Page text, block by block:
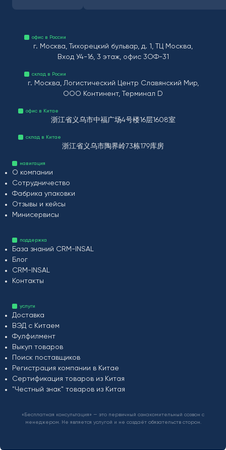
офис в России
г. Москва, Тихорецкий бульвар, д. 1, ТЦ Москва,
Вход У4-16, 3 этаж, офис 3ОФ-31
склад в Росии
г. Москва, Логистический Центр Славянский Мир,
ООО Континент, Терминал D
офис в Китае
浙江省义乌市中福广场4号楼16层1608室
склад в Китае
浙江省义乌市陶界岭73栋179库房
навигация
О компании
Сотрудничество
Фабрика упаковки
Отзывы и кейсы
Минисервисы
поддержка
База знаний CRM-INSAL
Блог
CRM-INSAL
Контакты
услуги
Доставка
ВЭД с Китаем
Фулфилмент
Выкуп товаров
Поиск поставщиков
Регистрация компании в Китае
Сертификация товаров из Китая
"Честный знак" товаров из Китая
«Бесплатная консультация» — это первичный ознакомительный созвон с
менеджером. Не является услугой и не создаёт обязательств сторон.